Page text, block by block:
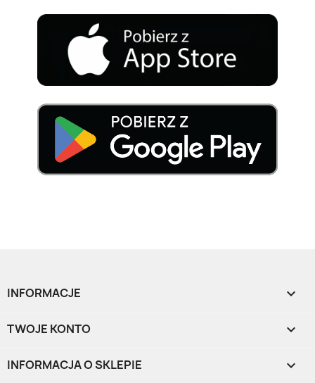
INFORMACJE 
TWOJE KONTO 
INFORMACJA O SKLEPIE keyboard_arrow_down